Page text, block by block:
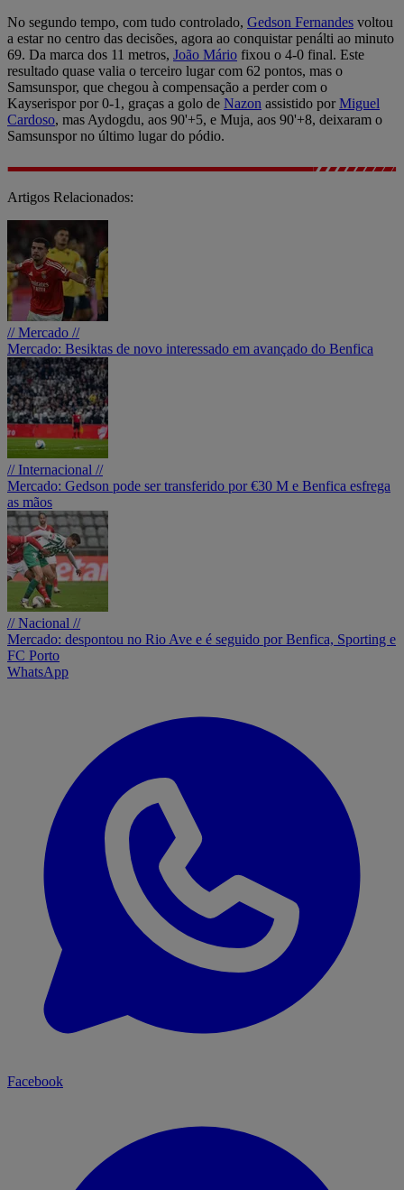
No segundo tempo, com tudo controlado, Gedson Fernandes voltou
a estar no centro das decisões, agora ao conquistar penálti ao minuto
69. Da marca dos 11 metros, João Mário fixou o 4-0 final. Este
resultado quase valia o terceiro lugar com 62 pontos, mas o
Samsunspor, que chegou à compensação a perder com o
Kayserispor por 0-1, graças a golo de Nazon assistido porMiguel
Cardoso, mas Aydogdu, aos 90'+5, e Muja, aos 90'+8, deixaram o
Samsunspor no último lugar do pódio.
Artigos Relacionados:
// Mercado //
Mercado: Besiktas de novo interessado em avançado do Benfica
// Internacional //
Mercado: Gedson pode ser transferido por €30 M e Benfica esfrega
as mãos
// Nacional //
Mercado: despontou no Rio Ave e é seguido por Benfica, Sporting e
FC Porto
WhatsApp
Facebook